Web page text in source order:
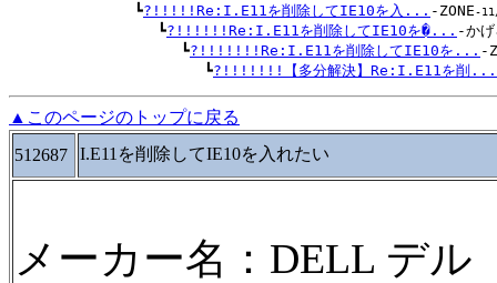
┗?!!!!!Re:I.E11を削除してIE10を入... -ZONE-
┗?!!!!!!Re:I.E11を削除してIE10を�... -かげ
┗?!!!!!!!Re:I.E11を削除してIE10を... -
┗?!!!!!!!【多分解決】Re:I.E11を削...
▲このページのトップに戻る
512687
I.E11を削除してIE10を入れたい
メーカー名：DELL デル